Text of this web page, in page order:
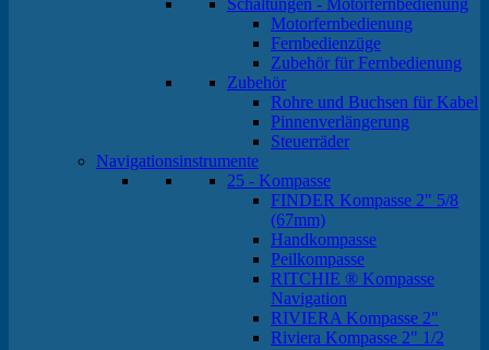
Schaltungen - Motorfernbedienung
Motorfernbedienung
Fernbedienzüge
Zubehör für Fernbedienung
Zubehör
Rohre und Buchsen für Kabel
Pinnenverlängerung
Steuerräder
Navigationsinstrumente
25 - Kompasse
FINDER Kompasse 2" 5/8
(67mm)
Handkompasse
Peilkompasse
RITCHIE ® Kompasse
Navigation
RIVIERA Kompasse 2"
Riviera Kompasse 2" 1/2